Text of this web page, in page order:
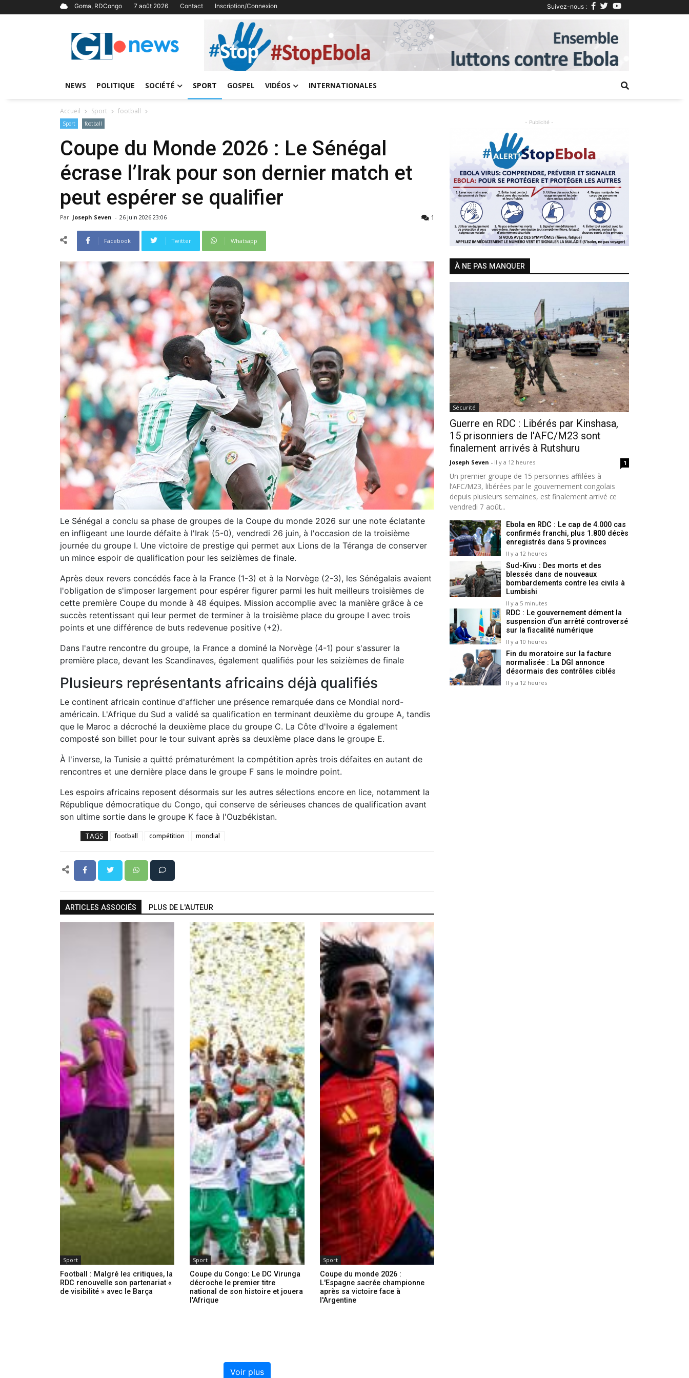
Goma, RDCongo 7 août 2026 Contact Inscription/Connexion Suivez-nous :
Previous Next
NEWS POLITIQUE SOCIÉTÉ SPORT GOSPEL VIDÉOS INTERNATIONALES
Accueil Sport football
Sport football
Coupe du Monde 2026 : Le Sénégal
écrase l’Irak pour son dernier match et
peut espérer se qualifier
Par Joseph Seven - 26 juin 2026 23:06 1
Facebook Twitter Whatsapp
Le Sénégal a conclu sa phase de groupes de la Coupe du monde 2026 sur une note éclatante
en infligeant une lourde défaite à l'Irak (5-0), vendredi 26 juin, à l'occasion de la troisième
journée du groupe I. Une victoire de prestige qui permet aux Lions de la Téranga de conserver
un mince espoir de qualification pour les seizièmes de finale.
Après deux revers concédés face à la France (1-3) et à la Norvège (2-3), les Sénégalais avaient
l'obligation de s'imposer largement pour espérer figurer parmi les huit meilleurs troisièmes de
cette première Coupe du monde à 48 équipes. Mission accomplie avec la manière grâce à ce
succès retentissant qui leur permet de terminer à la troisième place du groupe I avec trois
points et une différence de buts redevenue positive (+2).
Dans l'autre rencontre du groupe, la France a dominé la Norvège (4-1) pour s'assurer la
première place, devant les Scandinaves, également qualifiés pour les seizièmes de finale
Plusieurs représentants africains déjà qualifiés
Le continent africain continue d'afficher une présence remarquée dans ce Mondial nord-
américain. L'Afrique du Sud a validé sa qualification en terminant deuxième du groupe A, tandis
que le Maroc a décroché la deuxième place du groupe C. La Côte d'Ivoire a également
composté son billet pour le tour suivant après sa deuxième place dans le groupe E.
À l'inverse, la Tunisie a quitté prématurément la compétition après trois défaites en autant de
rencontres et une dernière place dans le groupe F sans le moindre point.
Les espoirs africains reposent désormais sur les autres sélections encore en lice, notamment la
République démocratique du Congo, qui conserve de sérieuses chances de qualification avant
son ultime sortie dans le groupe K face à l'Ouzbékistan.
TAGS football compétition mondial
ARTICLES ASSOCIÉS PLUS DE L'AUTEUR
Sport
Football : Malgré les critiques, la
RDC renouvelle son partenariat «
de visibilité » avec le Barça
Sport
Coupe du Congo: Le DC Virunga
décroche le premier titre
national de son histoire et jouera
l'Afrique
Sport
Coupe du monde 2026 :
L'Espagne sacrée championne
après sa victoire face à
l'Argentine
Voir plus
- Publicité -
Previous Next
À NE PAS MANQUER
Sécurité
Guerre en RDC : Libérés par Kinshasa,
15 prisonniers de l'AFC/M23 sont
finalement arrivés à Rutshuru
Joseph Seven - Il y a 12 heures 1
Un premier groupe de 15 personnes affilées à
l’AFC/M23, libérées par le gouvernement congolais
depuis plusieurs semaines, est finalement arrivé ce
vendredi 7 août...
Ebola en RDC : Le cap de 4.000 cas
confirmés franchi, plus 1.800 décès
enregistrés dans 5 provinces
Il y a 12 heures
Sud-Kivu : Des morts et des
blessés dans de nouveaux
bombardements contre les civils à
Lumbishi
Il y a 5 minutes
RDC : Le gouvernement dément la
suspension d’un arrêté controversé
sur la fiscalité numérique
Il y a 10 heures
Fin du moratoire sur la facture
normalisée : La DGI annonce
désormais des contrôles ciblés
Il y a 12 heures